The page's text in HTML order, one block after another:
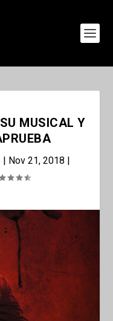
MUSICAL Y
| Nov 21, 2018 |